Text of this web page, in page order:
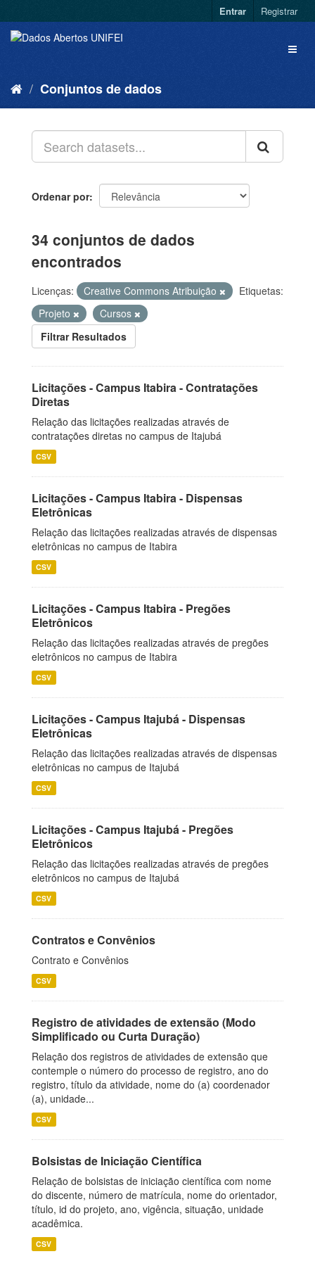
Entrar Registrar
Conjuntos de dados
Ordenar por
34 conjuntos de dados
encontrados
Licenças: Creative Commons Atribuição
Etiquetas:
Projeto
Cursos
Filtrar Resultados
Licitações - Campus Itabira - Contratações
Diretas
Relação das licitações realizadas através de
contratações diretas no campus de Itajubá
CSV
Licitações - Campus Itabira - Dispensas
Eletrônicas
Relação das licitações realizadas através de dispensas
eletrônicas no campus de Itabira
CSV
Licitações - Campus Itabira - Pregões
Eletrônicos
Relação das licitações realizadas através de pregões
eletrônicos no campus de Itabira
CSV
Licitações - Campus Itajubá - Dispensas
Eletrônicas
Relação das licitações realizadas através de dispensas
eletrônicas no campus de Itajubá
CSV
Licitações - Campus Itajubá - Pregões
Eletrônicos
Relação das licitações realizadas através de pregões
eletrônicos no campus de Itajubá
CSV
Contratos e Convênios
Contrato e Convênios
CSV
Registro de atividades de extensão (Modo
Simplificado ou Curta Duração)
Relação dos registros de atividades de extensão que
contemple o número do processo de registro, ano do
registro, título da atividade, nome do (a) coordenador
(a), unidade...
CSV
Bolsistas de Iniciação Científica
Relação de bolsistas de iniciação científica com nome
do discente, número de matrícula, nome do orientador,
título, id do projeto, ano, vigência, situação, unidade
acadêmica.
CSV